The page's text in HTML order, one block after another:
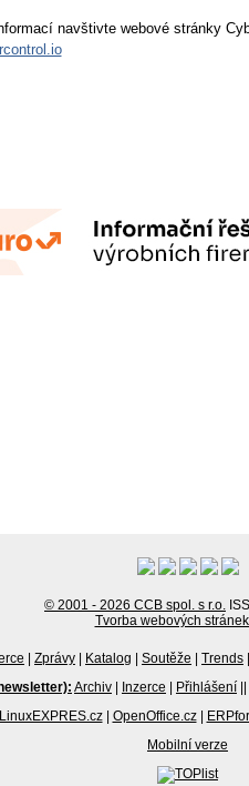
navštivte webové stránky
© 2001 - 2026 CCB spol. s r.o.
Tvorba webových
| Zprávy | Katalog | Soutěže | Trends |
Archiv | Inzerce | Přihlášení ||
LinuxEXPRES.cz | OpenOffice.cz |
Mobilní verze